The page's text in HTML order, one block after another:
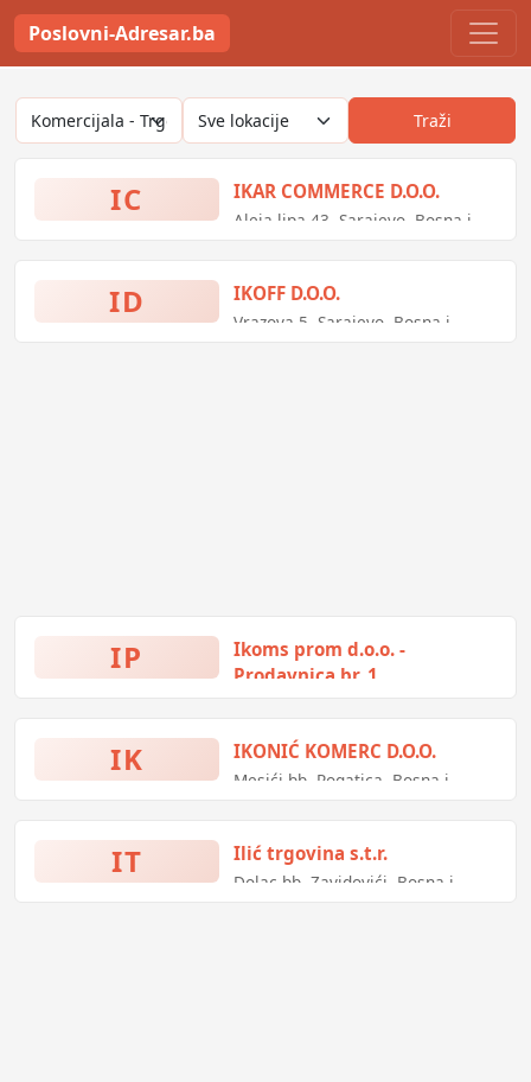
Poslovni-Adresar.ba
Traži
IC IKAR COMMERCE D.O.O.
Aleja lipa 43, Sarajevo, Bosna i
ID IKOFF D.O.O.
Vrazova 5, Sarajevo, Bosna i
IP
Ikoms prom d.o.o. -
Prodavnica br. 1
IK IKONIĆ KOMERC D.O.O.
Mesići bb, Rogatica, Bosna i
IT Ilić trgovina s.t.r.
Dolac bb, Zavidovići, Bosna i